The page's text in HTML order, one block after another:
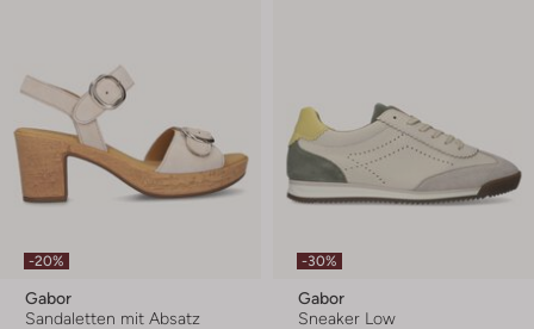
-20%
Gabor
Sandaletten mit Absatz
-30%
Gabor
Sneaker Low